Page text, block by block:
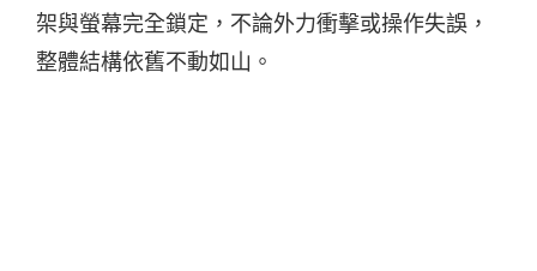
架與螢幕完全鎖定，不論外力衝擊或操作失誤，
整體結構依舊不動如山。